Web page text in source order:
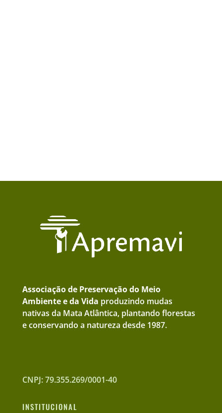
Associação de Preservação do Meio
Ambiente e da Vida produzindo mudas
nativas da Mata Atlântica, plantando florestas
e conservando a natureza desde 1987.
CNPJ: 79.355.269/0001-40
INSTITUCIONAL